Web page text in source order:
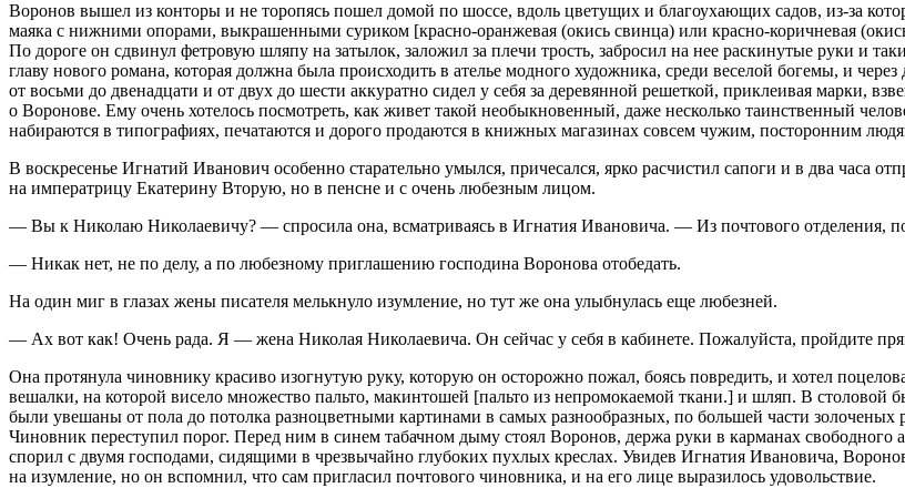
Воронов вышел из конторы и не торопясь пошел домой по шоссе, вдоль цветущих и благоухающих садов, из-за
маяка с нижними опорами, выкрашенными суриком [красно-оранжевая (окись свинца) или красно-коричневая
По дороге он сдвинул фетровую шляпу на затылок, заложил за плечи трость, забросил на нее раскинутые руки и
главу нового романа, которая должна была происходить в ателье модного художника, среди веселой богемы, и
от восьми до двенадцати и от двух до шести аккуратно сидел у себя за деревянной решеткой, приклеивая марки,
о Воронове. Ему очень хотелось посмотреть, как живет такой необыкновенный, даже несколько таинственный
набираются в типографиях, печатаются и дорого продаются в книжных магазинах совсем чужим, посторонним
В воскресенье Игнатий Иванович особенно старательно умылся, причесался, ярко расчистил сапоги и в два часа
на императрицу Екатерину Вторую, но в пенсне и с очень любезным лицом.
— Вы к Николаю Николаевичу? — спросила она, всматриваясь в Игнатия Ивановича. — Из почтового отделения,
— Никак нет, не по делу, а по любезному приглашению господина Воронова отобедать.
На один миг в глазах жены писателя мелькнуло изумление, но тут же она улыбнулась еще любезней.
— Ах вот как! Очень рада. Я — жена Николая Николаевича. Он сейчас у себя в кабинете. Пожалуйста, пройдите
Она протянула чиновнику красиво изогнутую руку, которую он осторожно пожал, боясь повредить, и хотел
вешалки, на которой висело множество пальто, макинтошей [пальто из непромокаемой ткани.] и шляп. В столовой
были увешаны от пола до потолка разноцветными картинами в самых разнообразных, по большей части золоченых
Чиновник переступил порог. Перед ним в синем табачном дыму стоял Воронов, держа руки в карманах свободного
спорил с двумя господами, сидящими в чрезвычайно глубоких пухлых креслах. Увидев Игнатия Ивановича,
на изумление, но он вспомнил, что сам пригласил почтового чиновника, и на его лице выразилось удовольствие.